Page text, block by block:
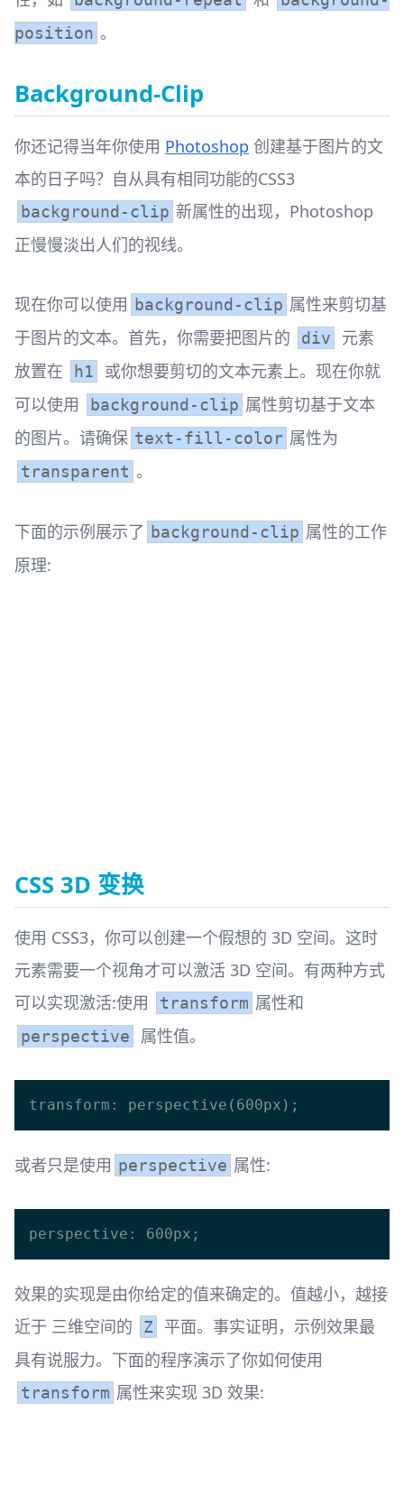
position 。
Background-Clip
你还记得当年你使用 Photoshop 创建基于图片的文
本的日子吗？自从具有相同功能的CSS3
background-clip 新属性的出现，Photoshop
正慢慢淡出人们的视线。
现在你可以使用 background-clip 属性来剪切基
于图片的文本。首先，你需要把图片的
div
元素
放置在
h1
或你想要剪切的文本元素上。现在你就
可以使用
background-clip 属性剪切基于文本
的图片。请确保 text-fill-color 属性为
transparent 。
下面的示例展示了 background-clip 属性的工作
原理:
CSS 3D 变换
使用 CSS3，你可以创建一个假想的 3D 空间。这时
元素需要一个视角才可以激活 3D 空间。有两种方式
可以实现激活:使用
transform 属性和
perspective 属性值。
或者只是使用 perspective 属性:
效果的实现是由你给定的值来确定的。值越小，越接
近于 三维空间的
Z
平面。事实证明，示例效果最
具有说服力。下面的程序演示了你如何使用
transform 属性来实现 3D 效果: